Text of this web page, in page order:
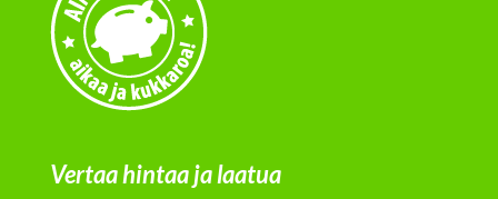
Vertaa hintaa ja laatua